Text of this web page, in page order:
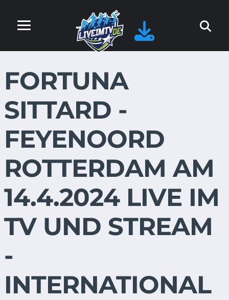
FORTUNA
SITTARD -
FEYENOORD
ROTTERDAM AM
14.4.2024 LIVE IM
TV UND STREAM
-
INTERNATIONAL